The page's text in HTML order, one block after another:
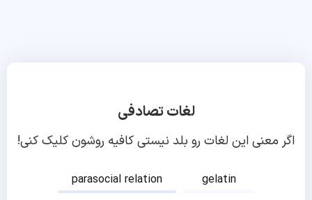
لغات تصادفی
اگر معنی این لغات رو بلد نیستی کافیه روشون کلیک کنی!
parasocial relation
gelatin